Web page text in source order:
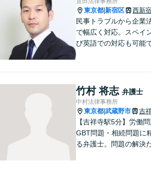
うに、法律の面から力
ます。
東京都 新宿区 西新
民事トラブルから企業
で幅広く対応。スペイ
び英語での対応も可能
っております。
竹村 将志 弁護士
中村法律事務所
東京都 武蔵野市 吉
【吉祥寺駅5分】労働問
GBT問題・相続問題に
る弁護士。問題の解決